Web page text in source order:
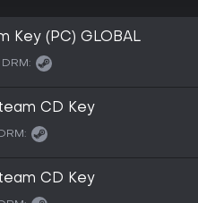
Key (PC) GLOBAL
DRM:
CD Key
DRM:
CD Key